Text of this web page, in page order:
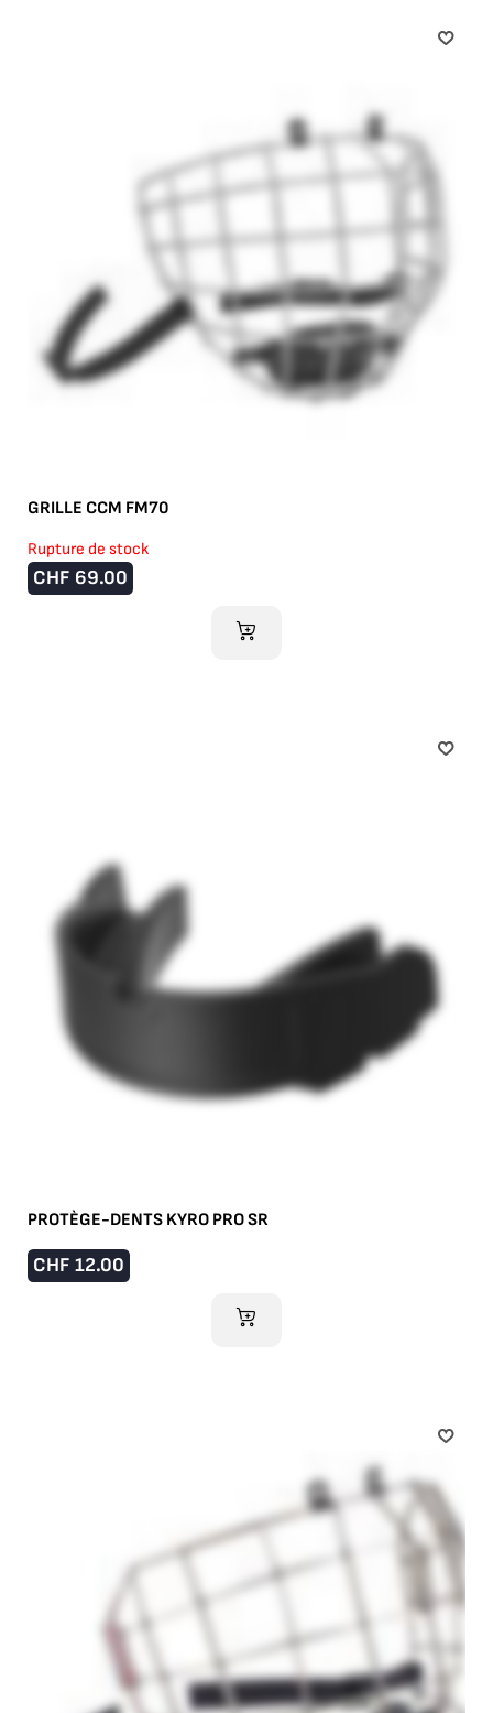
GRILLE CCM FM70
Rupture de stock
CHF 69.00
AJOUTER AU PANIER
PROTÈGE-DENTS KYRO PRO SR
CHF 12.00
AJOUTER AU PANIER